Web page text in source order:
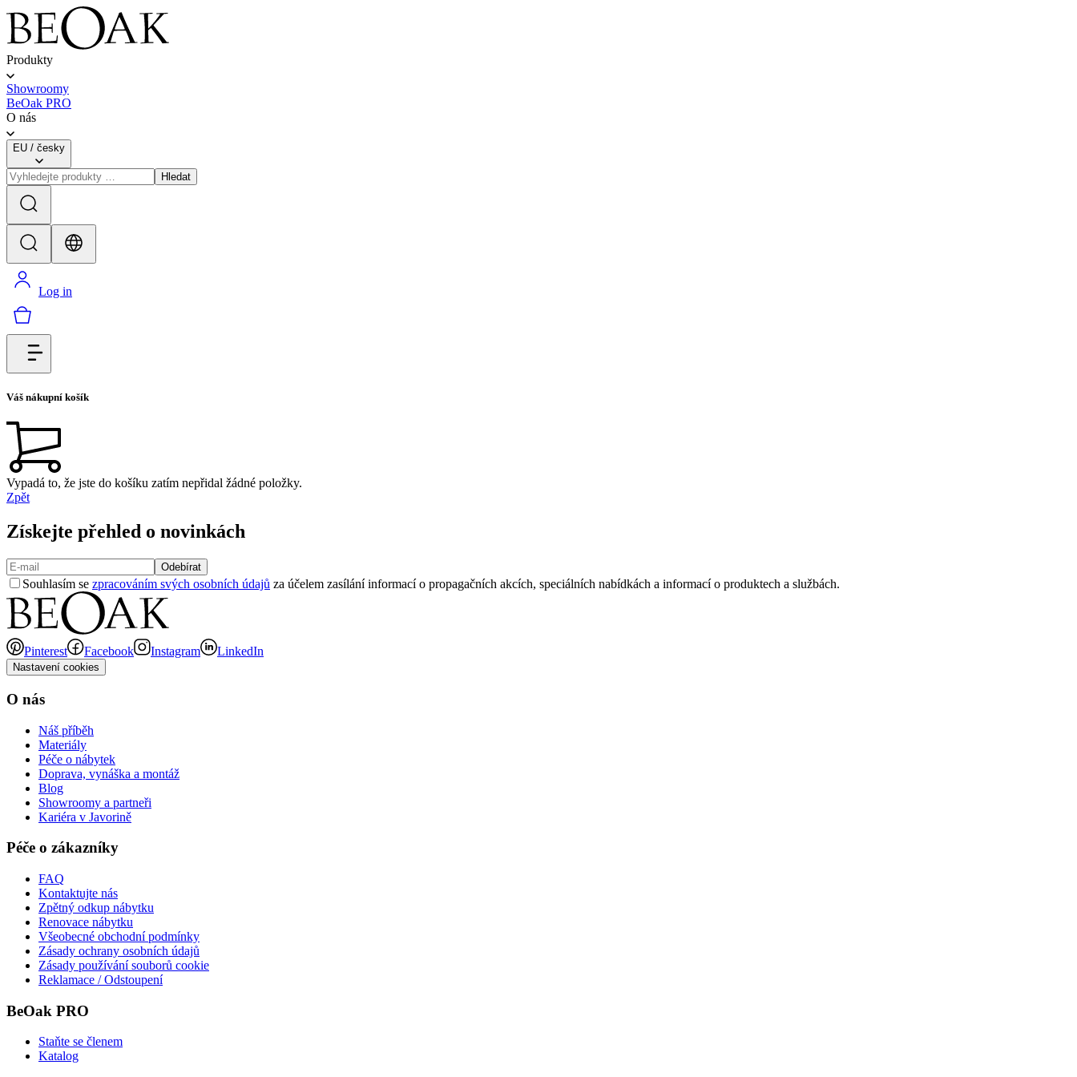
Produkty
Showroomy
BeOak PRO
O nás
EU / česky
Hledat
Log in
Váš nákupní košík
Vypadá to, že jste do košíku zatím nepřidal žádné položky.
Zpět
Získejte přehled o novinkách
Odebírat
Souhlasím se zpracováním svých osobních údajů za účelem zasílání informací o propagačních akcích, speciálních nabídkách a informací o produktech a službách.
Pinterest Facebook Instagram LinkedIn
Nastavení cookies
O nás
Náš příběh
Materiály
Péče o nábytek
Doprava, vynáška a montáž
Blog
Showroomy a partneři
Kariéra v Javorině
Péče o zákazníky
FAQ
Kontaktujte nás
Zpětný odkup nábytku
Renovace nábytku
Všeobecné obchodní podmínky
Zásady ochrany osobních údajů
Zásady používání souborů cookie
Reklamace / Odstoupení
BeOak PRO
Staňte se členem
Katalog